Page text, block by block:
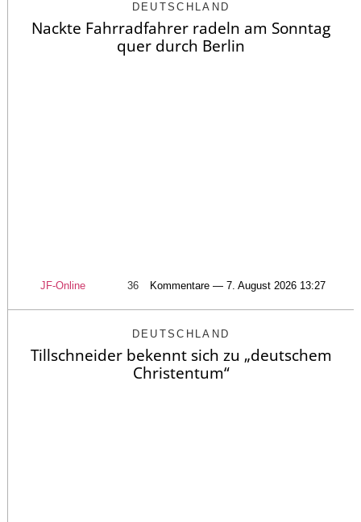
DEUTSCHLAND
Nackte Fahrradfahrer radeln am Sonntag
quer durch Berlin
JF-Online 36 Kommentare — 7. August 2026 13:27
DEUTSCHLAND
Tillschneider bekennt sich zu „deutschem
Christentum“